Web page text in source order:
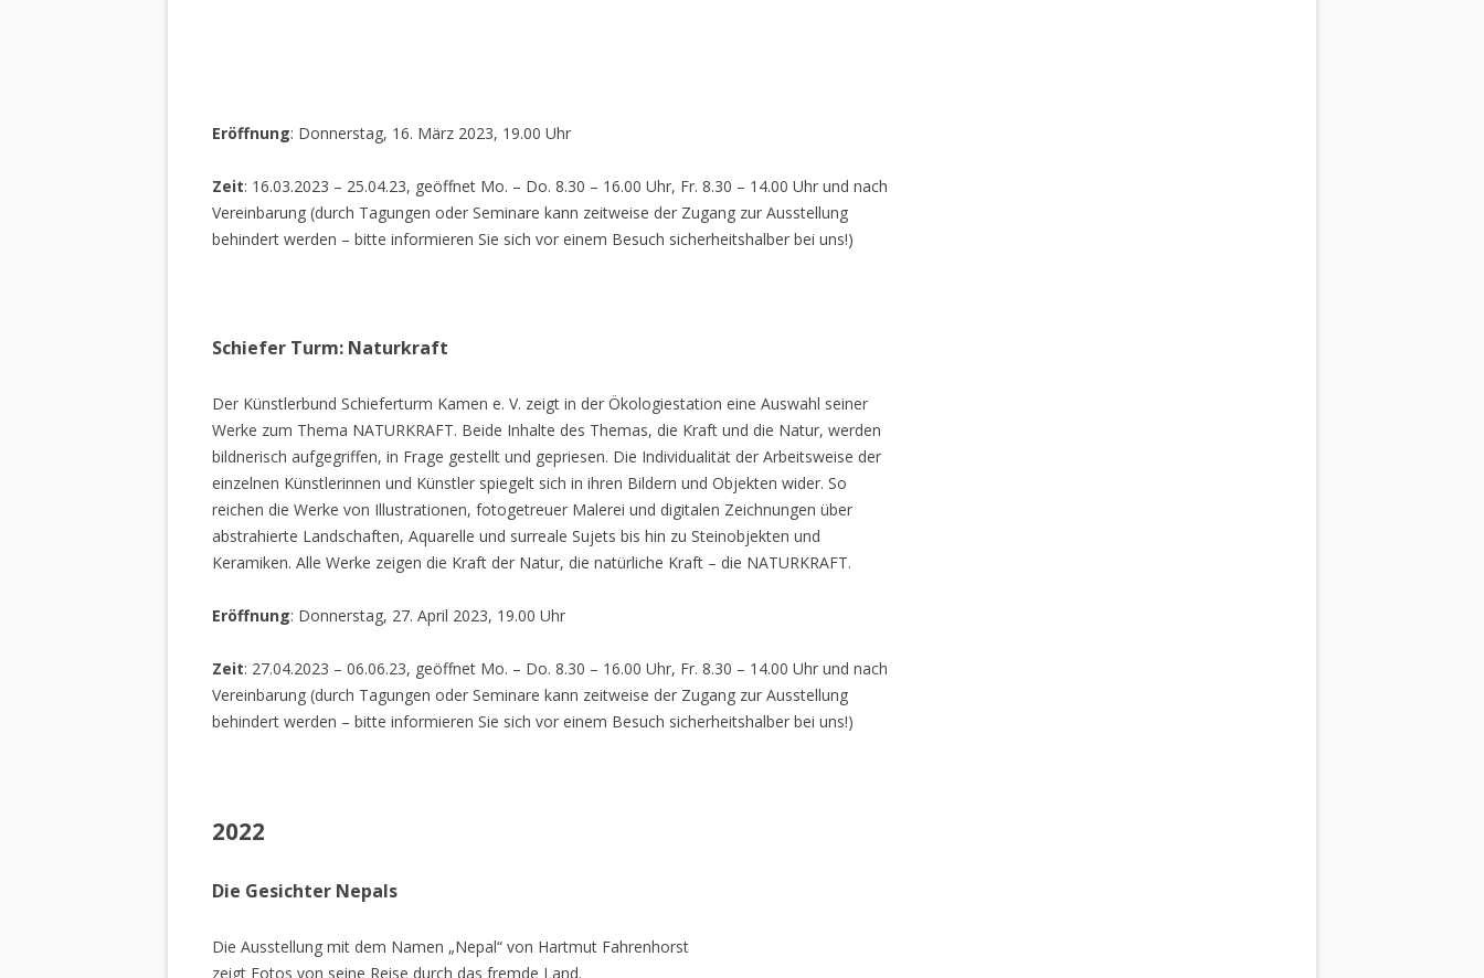
Eröffnung: Donnerstag, 16. März 2023, 19.00 Uhr
Zeit: 16.03.2023 – 25.04.23, geöffnet Mo. – Do. 8.30 – 16.00 Uhr, Fr. 8.30 – 14.00 Uhr und nach
Vereinbarung (durch Tagungen oder Seminare kann zeitweise der Zugang zur Ausstellung
behindert werden – bitte informieren Sie sich vor einem Besuch sicherheitshalber bei uns!)
Schiefer Turm: Naturkraft
Der Künstlerbund Schieferturm Kamen e. V. zeigt in der Ökologiestation eine Auswahl seiner
Werke zum Thema NATURKRAFT. Beide Inhalte des Themas, die Kraft und die Natur, werden
bildnerisch aufgegriffen, in Frage gestellt und gepriesen. Die Individualität der Arbeitsweise der
einzelnen Künstlerinnen und Künstler spiegelt sich in ihren Bildern und Objekten wider. So
reichen die Werke von Illustrationen, fotogetreuer Malerei und digitalen Zeichnungen über
abstrahierte Landschaften, Aquarelle und surreale Sujets bis hin zu Steinobjekten und
Keramiken. Alle Werke zeigen die Kraft der Natur, die natürliche Kraft – die NATURKRAFT.
Eröffnung: Donnerstag, 27. April 2023, 19.00 Uhr
Zeit: 27.04.2023 – 06.06.23, geöffnet Mo. – Do. 8.30 – 16.00 Uhr, Fr. 8.30 – 14.00 Uhr und nach
Vereinbarung (durch Tagungen oder Seminare kann zeitweise der Zugang zur Ausstellung
behindert werden – bitte informieren Sie sich vor einem Besuch sicherheitshalber bei uns!)
2022
Die Gesichter Nepals
Die Ausstellung mit dem Namen „Nepal“ von Hartmut Fahrenhorst
zeigt Fotos von seine Reise durch das fremde Land.